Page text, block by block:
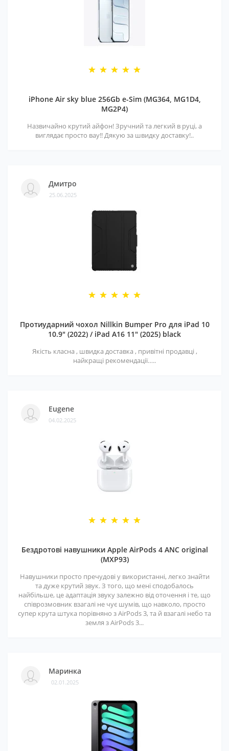
iPhone Air sky blue 256Gb e-Sim (MG364, MG1D4,
MG2P4)
Назвичайно крутий айфон! Зручний та легкий в руці, а
виглядає просто вау!! Дякую за швидку доставку!..
Дмитро
25.06.2025
Протиударний чохол Nillkin Bumper Pro для iPad 10
10.9" (2022) / iPad A16 11" (2025) black
Якість класна , швидка доставка , привітні продавці ,
найкращі рекомендації…..
Eugene
04.02.2025
Бездротові навушники Apple AirPods 4 ANC original
(MXP93)
Навушники просто пречудові у використанні, легко знайти
та дуже крутий звук. З того, що мені сподобалось
найбільше, це адаптація звуку залежно від оточення і те, що
співрозмовник взагалі не чує шумів, що навколо, просто
супер крута штука порівняно з AirPods 3, та й взагалі небо та
земля з AirPods 3...
Маринка
02.01.2025